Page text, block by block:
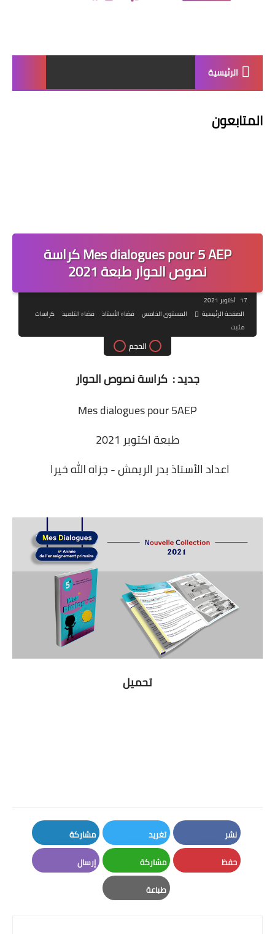
الرئيسية
المتابعون
Mes dialogues pour 5 AEP كراسة
نصوص الحوار طبعة 2021
17 أكتوبر 2021
الصفحة الرئيسية
المستوى الخامس فضاء الأستاذ فضاء التلميذ
كراسات
مثبت
الحجم
جديد : كراسة نصوص الحوار
Mes dialogues pour 5AEP
طبعة اكتوبر 2021
اعداد الأستاذ بدر الريمش - جزاه الله خيرا
تحميل
نشر
Facebook
تغريد
Twitter
مشاركة
LinkedIn
حفظ مشاركة
Whatsapp
إرسال
طباعة